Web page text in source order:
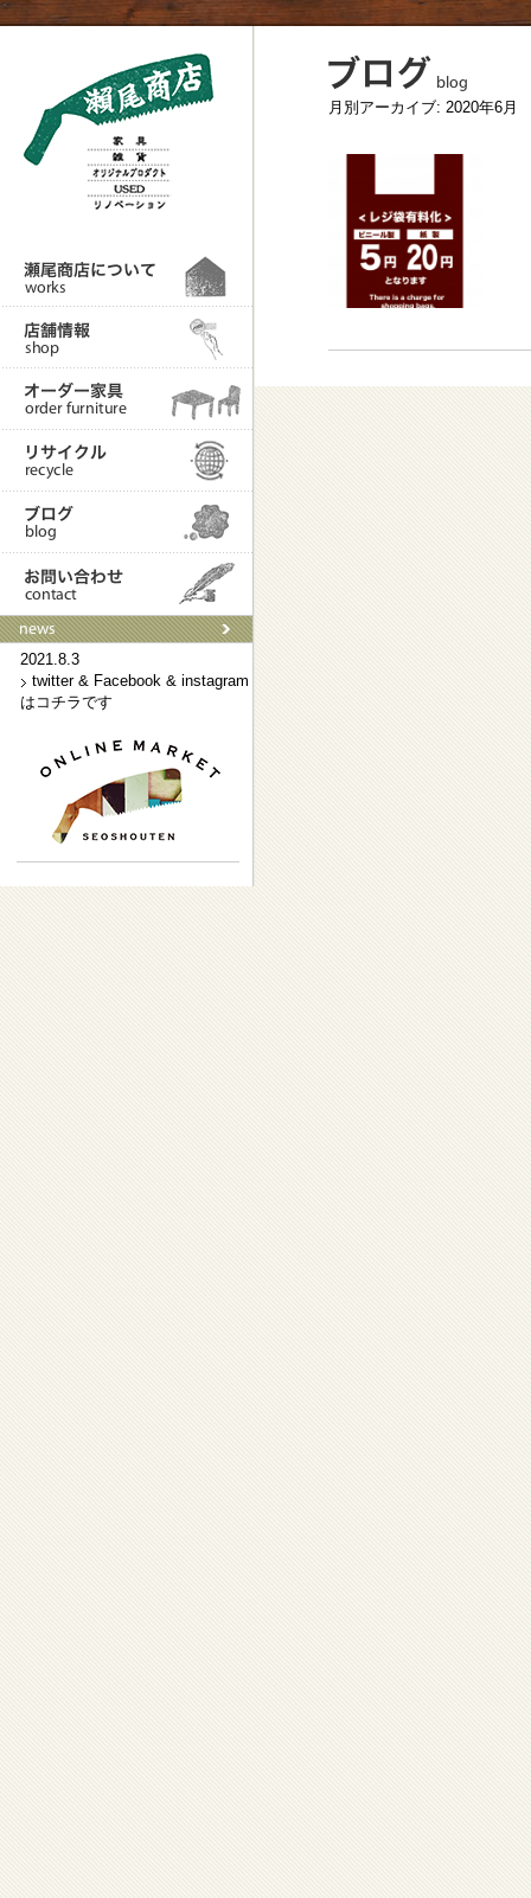
2021.9.3
ネットショップはこちらです
2021.8.3
twitter & Facebook & instagram
はコチラです
月別アーカイブ: 2020年6月